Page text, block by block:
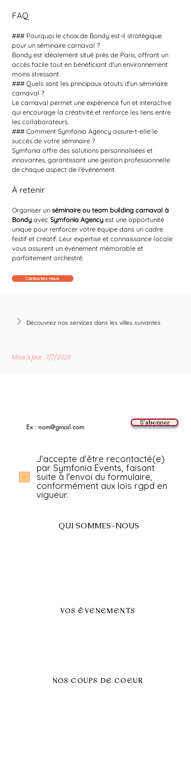
FAQ
### Pourquoi le choix de Bondy est-il stratégique
pour un séminaire carnaval ?
Bondy est idéalement situé près de Paris, offrant un
accès facile tout en bénéficiant d'un environnement
moins stressant.
### Quels sont les principaux atouts d'un séminaire
carnaval ?
Le carnaval permet une expérience fun et interactive
qui encourage la créativité et renforce les liens entre
les collaborateurs.
### Comment Symfonia Agency assure-t-elle le
succès de votre séminaire ?
Symfonia offre des solutions personnalisées et
innovantes, garantissant une gestion professionnelle
de chaque aspect de l'événement.
À retenir
Organiser un séminaire ou team building carnaval à
Bondy avec Symfonia Agency est une opportunité
unique pour renforcer votre équipe dans un cadre
festif et créatif. Leur expertise et connaissance locale
vous assurent un événement mémorable et
parfaitement orchestré.
Contactez-nous
Découvrez nos services dans les villes suivantes
Mise à jour : 7/7/2026
S'abonner
J'accepte d'être recontacté(e)
par Symfonia Events, faisant
suite à l'envoi du formulaire,
conformément aux lois rgpd en
vigueur.
QUI SOMMES-NOUS
VOS ÉVENEMENTS
NOS COUPS DE COEUR